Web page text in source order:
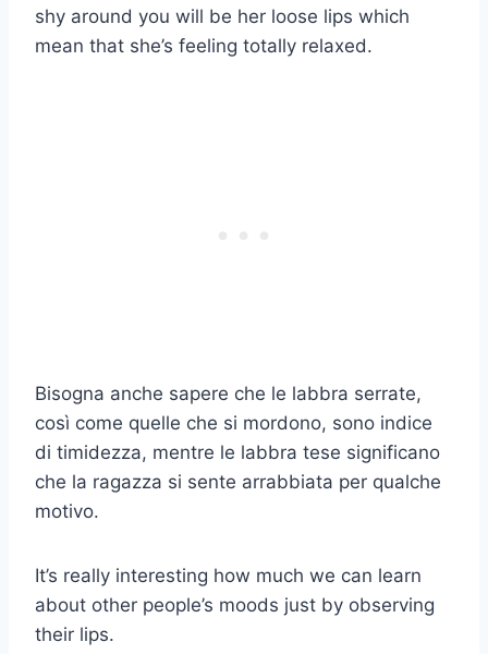
shy around you will be her loose lips which
mean that she’s feeling totally relaxed.
Bisogna anche sapere che le labbra serrate,
così come quelle che si mordono, sono indice
di timidezza, mentre le labbra tese significano
che la ragazza si sente arrabbiata per qualche
motivo.
It’s really interesting how much we can learn
about other people’s moods just by observing
their lips.